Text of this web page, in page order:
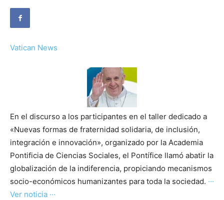
Vatican News
En el discurso a los participantes en el taller dedicado a
«Nuevas formas de fraternidad solidaria, de inclusión,
integración e innovación», organizado por la Academia
Pontificia de Ciencias Sociales, el Pontífice llamó abatir la
globalización de la indiferencia, propiciando mecanismos
socio-económicos humanizantes para toda la sociedad. ···
Ver noticia ···